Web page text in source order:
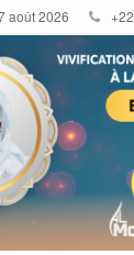
août 2026